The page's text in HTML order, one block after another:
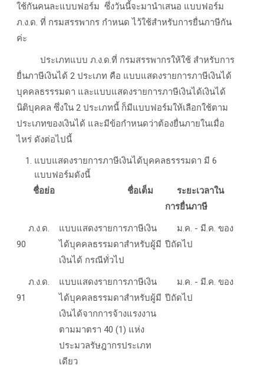
ใช้กันคนละแบบฟอร์ม ซึ่งวันนี้จะมานำเสนอ แบบฟอร์ม
ภ.ง.ด. ที่ กรมสรรพากร กำหนด ไว้ใช้สำหรับการยื่นภาษีกัน
ค่ะ
ประเภทแบบ ภ.ง.ด.ที่ กรมสรรพากรให้ใช้ สำหรับการ
ยื่นภาษีเงินได้ 2 ประเภท คือ แบบแสดงรายการภาษีเงินได้
บุคคลธรรรมดา และแบบแสดงรายการภาษีเงินได้เงินได้
นิติบุคคล ซึ่งใน 2 ประเภทนี้ ก็มีแบบฟอร์มให้เลือกใช้ตาม
ประเภทของเงินได้ และมีข้อกำหนดว่าต้องยื่นภายในเมื่อ
ไหร่ ดังต่อไปนี้
แบบแสดงรายการภาษีเงินได้บุคคลธรรรมดา มี 6
แบบฟอร์มดังนี้
ชื่อย่อ
ชื่อเต็ม
ระยะเวลาใน
การยื่นภาษี
ภ.ง.ด.
90
แบบแสดงรายการภาษีเงิน
ได้บุคคลธรรมดาสำหรับผู้มี
เงินได้ กรณีทั่วไป
ม.ค. - มี.ค. ของ
ปีถัดไป
ภ.ง.ด.
91
แบบแสดงรายการภาษีเงิน
ได้บุคคลธรรมดาสำหรับผู้มี
เงินได้จากการจ้างแรงงาน
ตามมาตรา 40 (1) แห่ง
ประมวลรัษฎากรประเภท
เดียว
ม.ค. - มี.ค. ของ
ปีถัดไป